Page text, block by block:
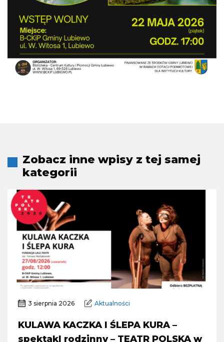
Zobacz inne wpisy z tej samej
kategorii
3 sierpnia 2026 Aktualności
KULAWA KACZKA I ŚLEPA KURA –
spektakl rodzinny – TEATR POLSKA w